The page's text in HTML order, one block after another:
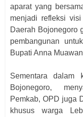
aparat yang
menjadi refleksi
Daerah Bojonegoro
pembangunan
Bupati Anna
Sementara dalam
Bojonegoro,
Pemkab, OPD juga
khusus warga